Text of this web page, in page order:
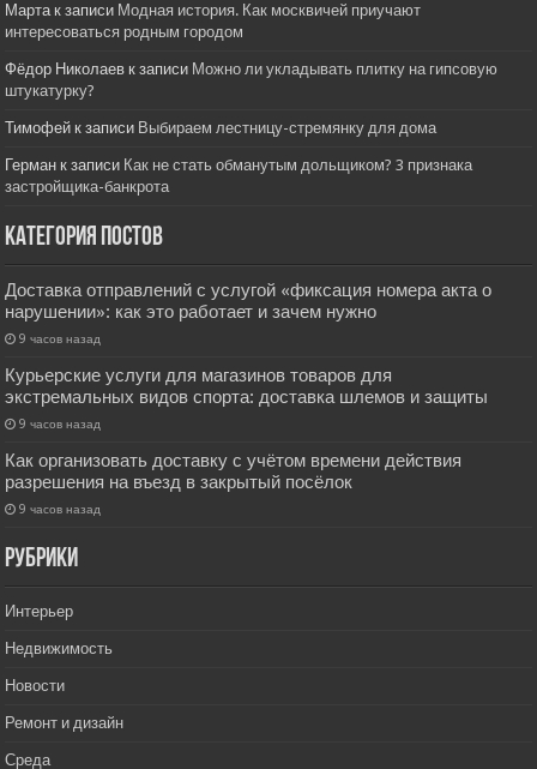
Мартак записи Модная история. Как москвичей приучают
интересоваться родным городом
Фёдор Николаев к записи Можно ли укладывать плитку на гипсовую
штукатурку?
Тимофей к записи Выбираем лестницу-стремянку для дома
Герман к записи Как не стать обманутым дольщиком? 3 признака
застройщика-банкрота
Категория постов
Доставка отправлений с услугой «фиксация номера акта о
нарушении»: как это работает и зачем нужно
9 часов назад
Курьерские услуги для магазинов товаров для
экстремальных видов спорта: доставка шлемов и защиты
9 часов назад
Как организовать доставку с учётом времени действия
разрешения на въезд в закрытый посёлок
9 часов назад
РУбрики
Интерьер
Недвижимость
Новости
Ремонт и дизайн
Среда